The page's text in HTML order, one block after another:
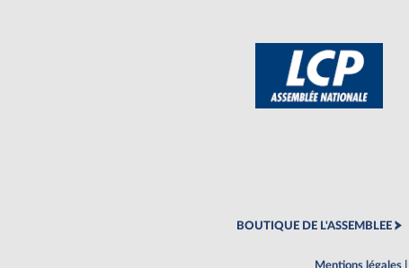
BOUTIQUE DE L'ASSEMBLEE
Mentions légales